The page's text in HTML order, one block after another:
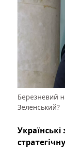
Березневий
Зеленський?